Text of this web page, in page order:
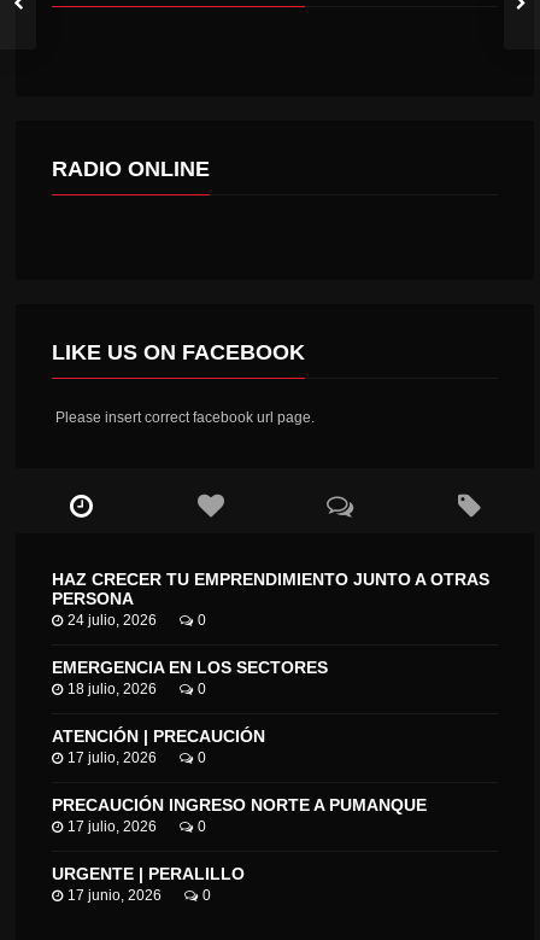
RADIO ONLINE
LIKE US ON FACEBOOK
Please insert correct facebook url page.
HAZ CRECER TU EMPRENDIMIENTO JUNTO A OTRAS
PERSONA
24 julio, 2026 0
EMERGENCIA EN LOS SECTORES
18 julio, 2026 0
ATENCIÓN | PRECAUCIÓN
17 julio, 2026 0
PRECAUCIÓN INGRESO NORTE A PUMANQUE
17 julio, 2026 0
URGENTE | PERALILLO
17 junio, 2026 0